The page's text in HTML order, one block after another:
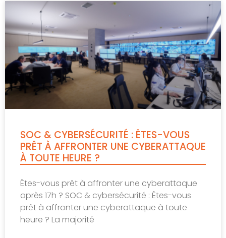
SOC & CYBERSÉCURITÉ : ÊTES-VOUS
PRÊT À AFFRONTER UNE CYBERATTAQUE
À TOUTE HEURE ?
Êtes-vous prêt à affronter une cyberattaque
après 17h ? SOC & cybersécurité : Êtes-vous
prêt à affronter une cyberattaque à toute
heure ? La majorité